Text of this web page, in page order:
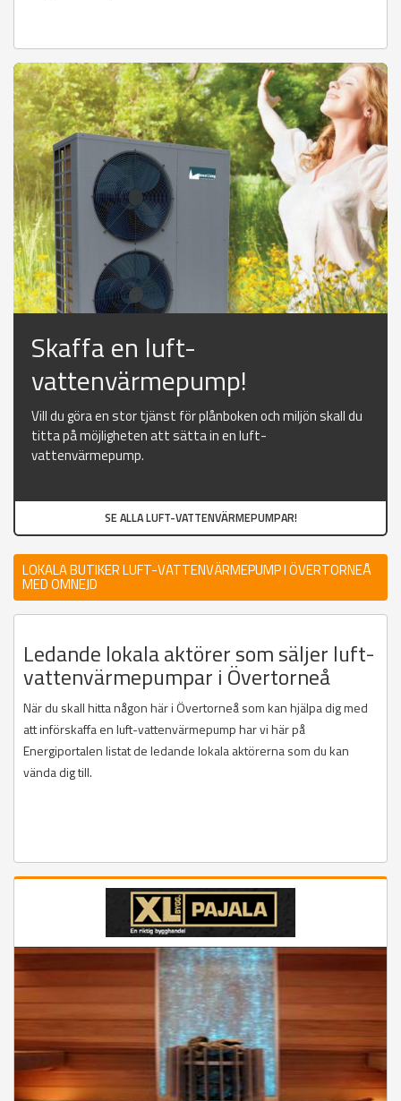
Skaffa en luft-
vattenvärmepump!
Vill du göra en stor tjänst för plånboken och miljön skall du
titta på möjligheten att sätta in en luft-
vattenvärmepump.
SE ALLA LUFT-VATTENVÄRMEPUMPAR!
LOKALA BUTIKER LUFT-VATTENVÄRMEPUMP I ÖVERTORNEÅ
MED OMNEJD
Ledande lokala aktörer som säljer luft-
vattenvärmepumpar i Övertorneå
När du skall hitta någon här i Övertorneå som kan hjälpa dig med
att införskaffa en luft-vattenvärmepump har vi här på
Energiportalen listat de ledande lokala aktörerna som du kan
vända dig till.